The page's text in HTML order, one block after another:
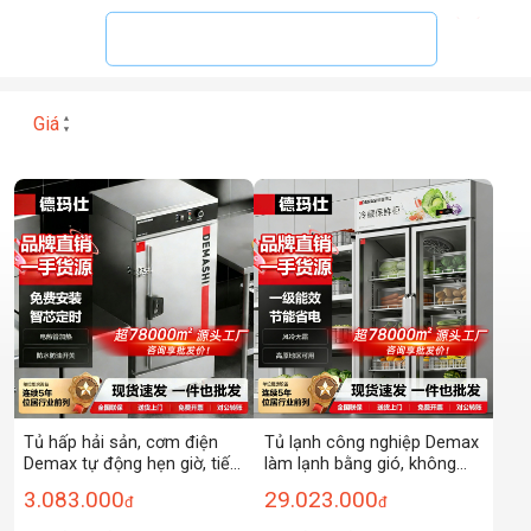
Giá
Tủ hấp hải sản, cơm điện
Demax tự động hẹn giờ, tiết
dùng cho nhà hàng, quán
3.083.000đ
Tủ lạnh công nghiệp Demax
làm lạnh bằng gió, không
quả cỡ lớn, tủ trưng bày
29.023.000đ